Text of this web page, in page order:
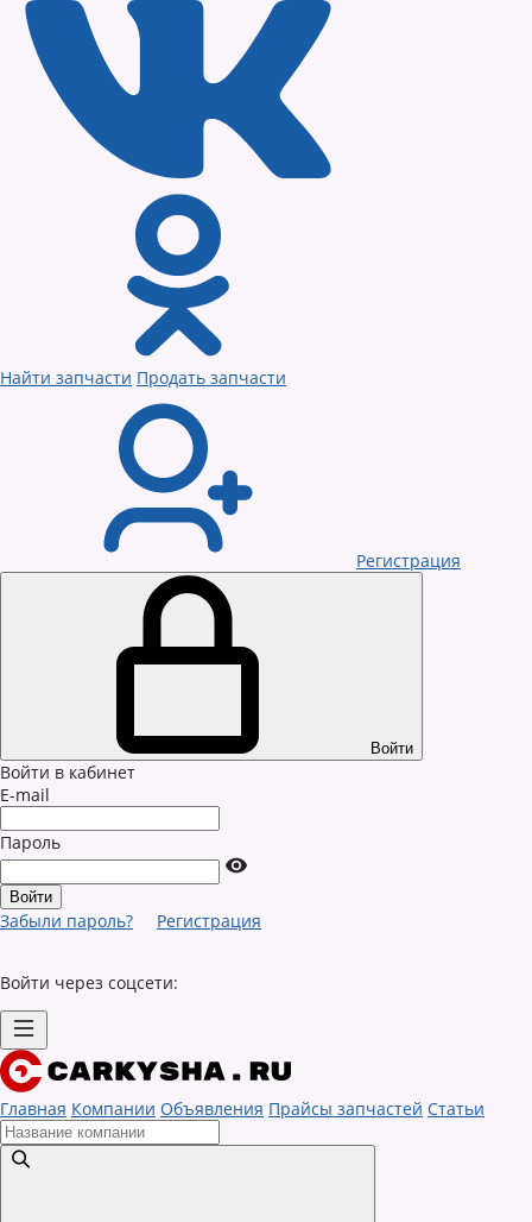
Найти запчасти Продать запчасти
Регистрация
Войти
Войти в кабинет
E-mail
Пароль
Забыли пароль? Регистрация
Войти через соцсети:
Главная Компании Объявления Прайсы запчастей Статьи